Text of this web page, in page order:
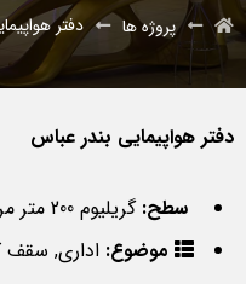
پروژه ها دفتر
دفتر هواپیمایی بندر عباس
سطح: گریلیوم 200 متر مربع – لوکسالون 150 متر مربع
موضوع: اداری, سقف